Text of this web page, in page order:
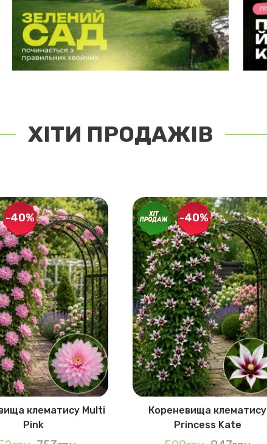
ХІТИ ПРОДАЖІВ
-40%
клематису Multi
Pink
-40%
Кореневища клематису
Princess Kate